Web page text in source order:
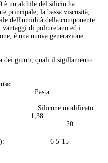
è un alchile del silicio ha
principale, la bassa viscosità,
dell'umidità della componente.
di poliuretano ed i
è una nuova generazione.
dei giunti, quali il sigillamento
modificato
(min): 20
(s/10g): 6 5-15